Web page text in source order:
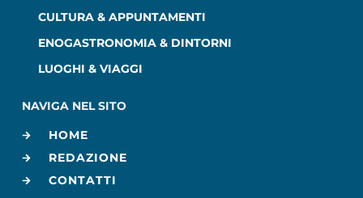
CULTURA & APPUNTAMENTI
ENOGASTRONOMIA & DINTORNI
LUOGHI & VIAGGI
NAVIGA NEL SITO
HOME
REDAZIONE
CONTATTI